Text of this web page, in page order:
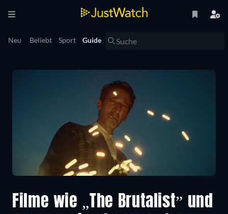
Neu Beliebt Sport Guide
Filme wie „The Brutalist” und